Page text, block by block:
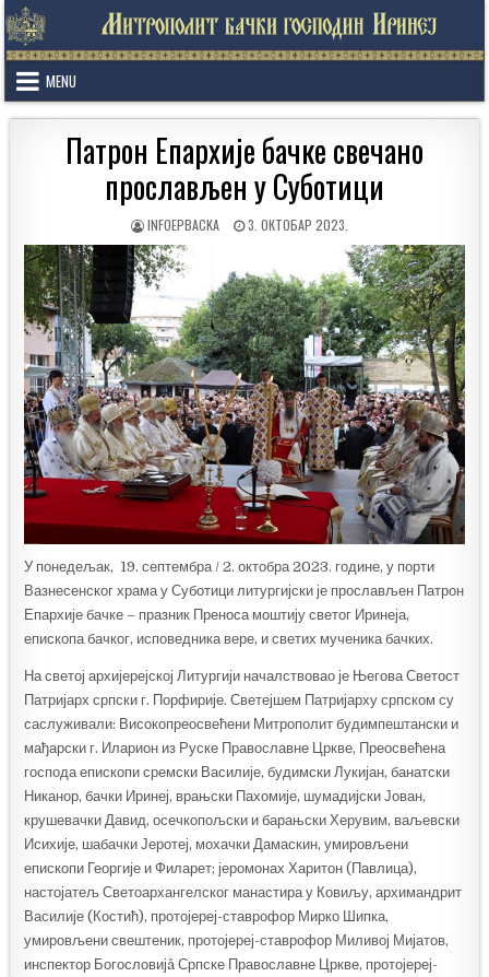
Skip
to
content
MENU
Патрон Епархије бачке свечано
прослављен у Суботици
AUTHOR:
INFOEPBACKA
PUBLISHED
3. ОКТОБАР 2023.
У понедељак, 19. септембра / 2. октобра 2023. године, у порти
Вазнесенског храма у Суботици литургијски је прослављен Патрон
Епархије бачке – празник Преноса моштију светог Иринеја,
епископа бачког, исповедника вере, и светих мученика бачких.
На светој архијерејској Литургији началствовао је Његова Светост
Патријарх српски г. Порфирије. Светејшем Патријарху српском су
саслуживали: Високопреосвећени Митрополит будимпештански и
мађарски г. Иларион из Руске Православне Цркве, Преосвећена
господа епископи сремски Василије, будимски Лукијан, банатски
Никанор, бачки Иринеј, врањски Пахомије, шумадијски Јован,
крушевачки Давид, осечкопољски и барањски Херувим, ваљевски
Исихије, шабачки Јеротеј, мохачки Дамаскин, умировљени
епископи Георгије и Филарет; јеромонах Харитон (Павлица),
настојатељ Светоархангелског манастира у Ковиљу, архимандрит
Василије (Костић), протојереј-ставрофор Мирко Шипка,
умировљени свештеник, протојереј-ставрофор Миливој Мијатов,
инспектор Богословијâ Српске Православне Цркве, протојереј-